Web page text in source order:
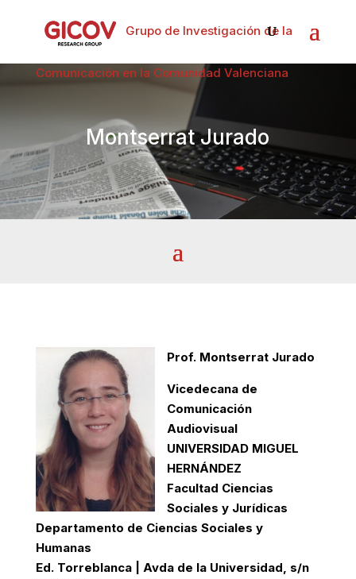
Grupo de Investigación de la
Comunicación en la Comunidad Valenciana
Montserrat Jurado
Prof. Montserrat Jurado
Vicedecana de
Comunicación
Audiovisual
UNIVERSIDAD MIGUEL
HERNÁNDEZ
Facultad Ciencias
Sociales y Jurídicas
Departamento de Ciencias Sociales y
Humanas
Ed. Torreblanca | Avda de la Universidad, s/n